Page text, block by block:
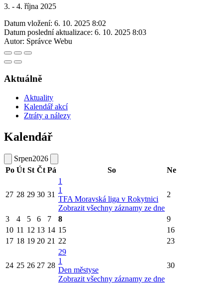
3. - 4. října 2025
Datum vložení: 6. 10. 2025 8:02
Datum poslední aktualizace: 6. 10. 2025 8:03
Autor: Správce Webu
Aktuálně
Aktuality
Kalendář akcí
Ztráty a nálezy
Kalendář
Srpen2026
Po Út St Čt Pá So Ne
27 28 29 30 31
1
1
TFA Moravská liga v Rokytnici
Zobrazit všechny záznamy ze dne
2
3 4 5 6 7 8
9
10 11 12 13 14 15
16
17 18 19 20 21 22 23
24 25 26 27 28
29
1
Den městyse
Zobrazit všechny záznamy ze dne
30